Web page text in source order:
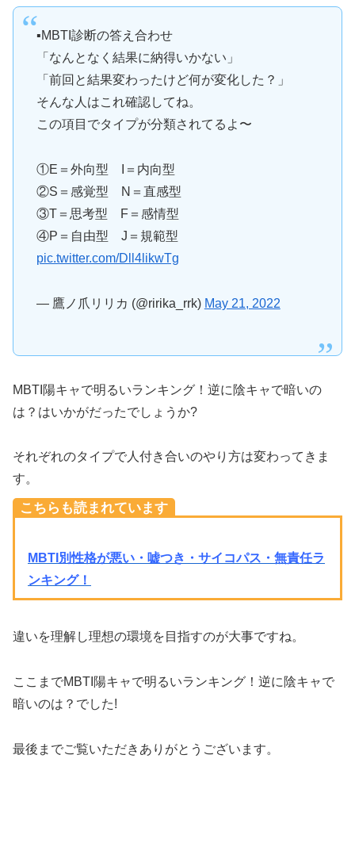
▪️MBTI診断の答え合わせ
「なんとなく結果に納得いかない」
「前回と結果変わったけど何が変化した？」
そんな人はこれ確認してね。
この項目でタイプが分類されてるよ〜
①E＝外向型 I＝内向型
②S＝感覚型 N＝直感型
③T＝思考型 F＝感情型
④P＝自由型 J＝規範型
pic.twitter.com/Dll4likwTg
— 鷹ノ爪リリカ (@ririka_rrk) May 21, 2022
MBTI陽キャで明るいランキング！逆に陰キャで暗いの
は？はいかがだったでしょうか?
それぞれのタイプで人付き合いのやり方は変わってきま
す。
こちらも読まれています
MBTI別性格が悪い・嘘つき・サイコパス・無責任ラ
ンキング！
違いを理解し理想の環境を目指すのが大事ですね。
ここまでMBTI陽キャで明るいランキング！逆に陰キャで
暗いのは？でした!
最後までご覧いただきありがとうございます。